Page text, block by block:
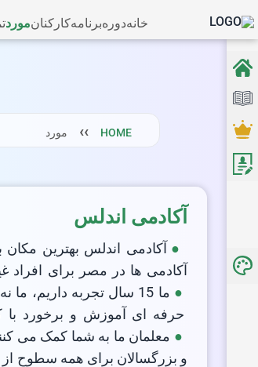
خانهدورهبرنامهکارکنانمورد
HOME مورد
آکادمی اندلس
آکادمی اندلس بهترین
آکادمی ها در مصر برای افراد
ما 15 سال تجربه
حرفه ای آموزش و برخورد با
معلمان ما به شما کمک می
و بزرگسالان برای همه سطوح از